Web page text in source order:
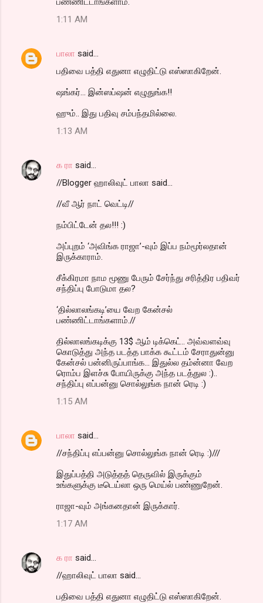
1:11 AM
பாலா said…
பதிவை பத்தி எதுனா எழுதிட்டு எஸ்ஸாகிறேன்.
ஷங்கர்... இன்ஸப்ஷன் எழுதுங்க!!
ஹும்.. இது பதிவு சம்பந்தமில்லை.
1:13 AM
க ரா said…
//Blogger ஹாலிவுட் பாலா said...
//வீ ஆர் நாட் வெட்டி//
நம்பிட்டேன் தல!!! :)
அப்புறம் ‘அவிங்க ராஜா’-வும் இப்ப நம்மூர்லதான்
இருக்காராம்.
சீக்கிரமா நாம மூணு பேரும் சேர்ந்து சரித்திர பதிவர்
சந்திப்பு போடுமா தல?
‘தில்லாலங்கடி’யை வேற கேன்சல்
பண்ணிட்டாங்களாம்.//
தில்லாலங்கடிக்கு 13$ ஆம் டிக்கெட்.. அவ்வளவ்வு
கொடுத்து அந்த படத்த பாக்க கூட்டம் சேராதுன்னு
கேன்சல் பன்னிருப்பாங்க... இதுல்ல தம்ன்னா வேற
ரொம்ப இளச்சு போயிருக்கு அந்த படத்துல :)..
சந்திப்பு எப்பன்னு சொல்லுங்க நான் ரெடி :)
1:15 AM
பாலா said…
//சந்திப்பு எப்பன்னு சொல்லுங்க நான் ரெடி :)///
இதுப்பத்தி அடுத்தத் தெருவில் இருக்கும்
உங்களுக்கு டீடெய்லா ஒரு மெய்ல் பண்ணுறேன்.
ராஜா-வும் அங்கனதான் இருக்கார்.
1:17 AM
க ரா said…
//ஹாலிவுட் பாலா said...
பதிவை பத்தி எதுனா எழுதிட்டு எஸ்ஸாகிறேன்.